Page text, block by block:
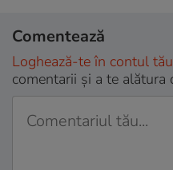
Comentează
Loghează-te în contul tău
comentarii și a te alătura